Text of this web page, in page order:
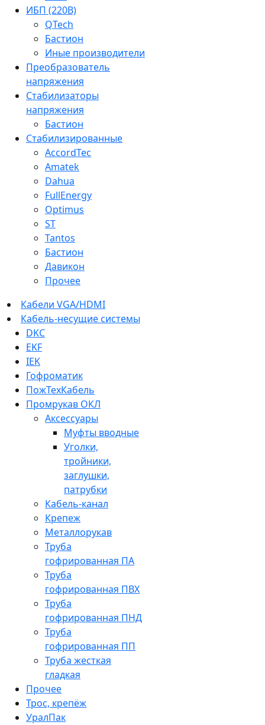
ИБП (220В)
QTech
Бастион
Иные производители
Преобразователь
напряжения
Стабилизаторы
напряжения
Бастион
Стабилизированные
AccordTec
Amatek
Dahua
FullEnergy
Optimus
ST
Tantos
Бастион
Давикон
Прочее
Кабели VGA/HDMI
Кабель-несущие системы
DKC
EKF
IEK
Гофроматик
ПожТехКабель
Промрукав ОКЛ
Аксессуары
Муфты вводные
Уголки,
тройники,
заглушки,
патрубки
Кабель-канал
Крепеж
Металлорукав
Труба
гофрированная ПА
Труба
гофрированная ПВХ
Труба
гофрированная ПНД
Труба
гофрированная ПП
Труба жесткая
гладкая
Прочее
Трос, крепёж
УралПак